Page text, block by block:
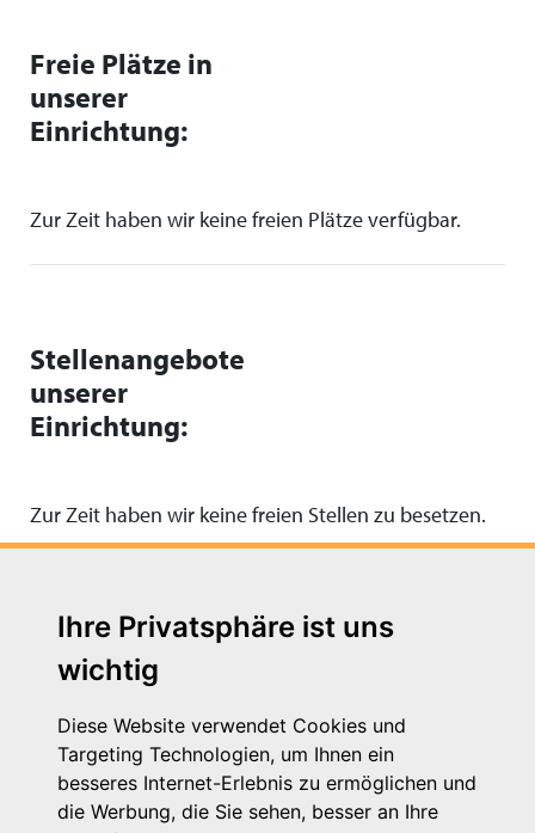
Ihre Privatsphäre ist uns
wichtig
Diese Website verwendet Cookies und
Targeting Technologien, um Ihnen ein
besseres Internet-Erlebnis zu ermöglichen und
die Werbung, die Sie sehen, besser an Ihre
Freie Plätze in
unserer
Einrichtung:
Zur Zeit haben wir keine freien Plätze verfügbar.
Stellenangebote
unserer
Einrichtung:
Zur Zeit haben wir keine freien Stellen zu besetzen.